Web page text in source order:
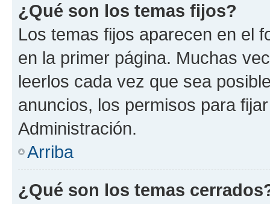
¿Qué son los temas fijos?
Los temas fijos aparecen en el
en la primer página. Muchas
leerlos cada vez que sea
anuncios, los permisos para
Administración.
Arriba
¿Qué son los temas